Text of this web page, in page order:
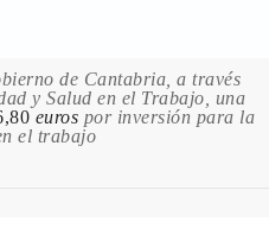
de Cantabria, a través
y Salud en el Trabajo, una
euros por inversión para la
el trabajo